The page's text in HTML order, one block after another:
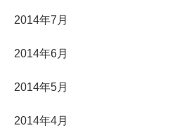
2014年7月
2014年6月
2014年5月
2014年4月